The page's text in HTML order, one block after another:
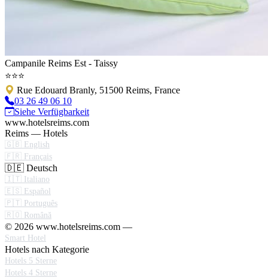
Campanile Reims Est - Taissy
⭐⭐⭐
Rue Edouard Branly, 51500 Reims, France
03 26 49 06 10
Siehe Verfügbarkeit
www.hotelsreims.com
Reims — Hotels
🇬🇧 English
🇫🇷 Français
🇩🇪 Deutsch
🇮🇹 Italiano
🇪🇸 Español
🇵🇹 Português
🇷🇴 Română
© 2026 www.hotelsreims.com —
Smart Hotel
Hotels nach Kategorie
Hotels 5 Sterne
Hotels 4 Sterne